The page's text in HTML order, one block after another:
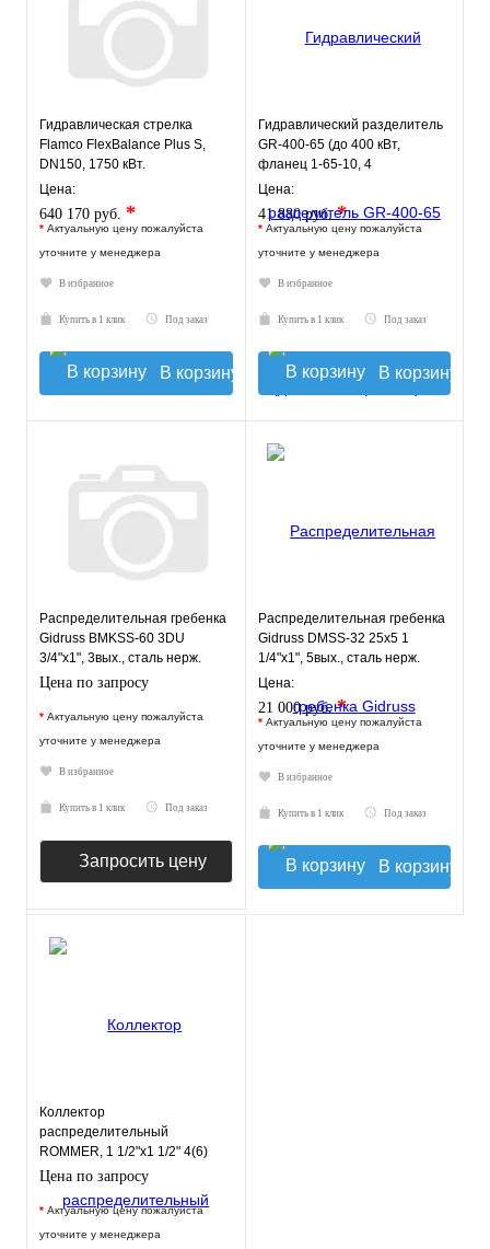
Гидравлическая стрелка
Flamco FlexBalance Plus S,
DN150, 1750 кВт.
Цена:
640 170 руб. *
* Актуальную цену пожалуйста
уточните у менеджера
В избранное
Купить в 1 клик Под заказ
В корзину
Гидравлический разделитель
GR-400-65 (до 400 кВт,
фланец 1-65-10, 4
подключения Rp ½″) GIDRUSS
Цена:
41 880 руб.*
* Актуальную цену пожалуйста
уточните у менеджера
В избранное
Купить в 1 клик Под заказ
В корзину
Распределительная гребенка
Gidruss BMKSS-60 3DU
3/4"х1", 3вых., сталь нерж.
Цена по запросу
* Актуальную цену пожалуйста
уточните у менеджера
В избранное
Купить в 1 клик Под заказ
Запросить цену
Распределительная гребенка
Gidruss DMSS-32 25x5 1
1/4"х1", 5вых., сталь нерж.
Цена:
21 000 руб.*
* Актуальную цену пожалуйста
уточните у менеджера
В избранное
Купить в 1 клик Под заказ
В корзину
Коллектор
распределительный
ROMMER, 1 1/2"х1 1/2" 4(6)
отопительных контура
Цена по запросу
* Актуальную цену пожалуйста
уточните у менеджера